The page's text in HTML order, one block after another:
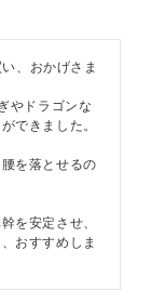
、おかげさま
やドラゴンな
できました。
を落とせるの
を安定させ、
おすすめしま